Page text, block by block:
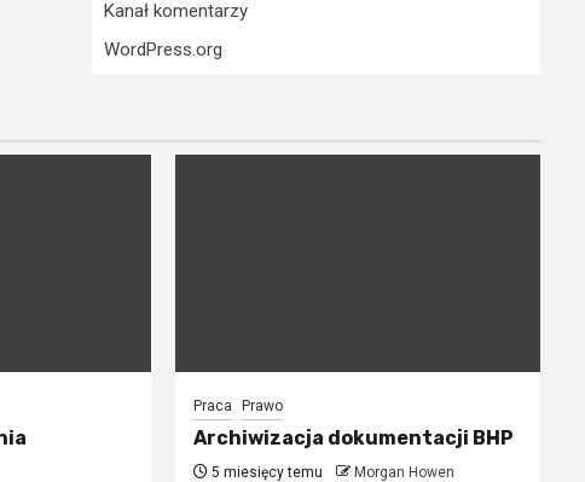
Kanał komentarzy
WordPress.org
Praca Prawo
Archiwizacja dokumentacji BHP
5 miesięcy temu Morgan Howen